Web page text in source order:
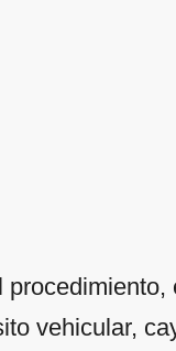
vehicular,